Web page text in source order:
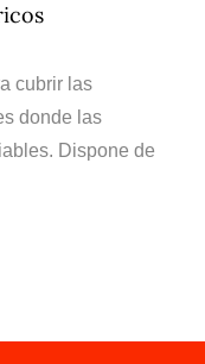
cubrir las
donde las
Dispone de